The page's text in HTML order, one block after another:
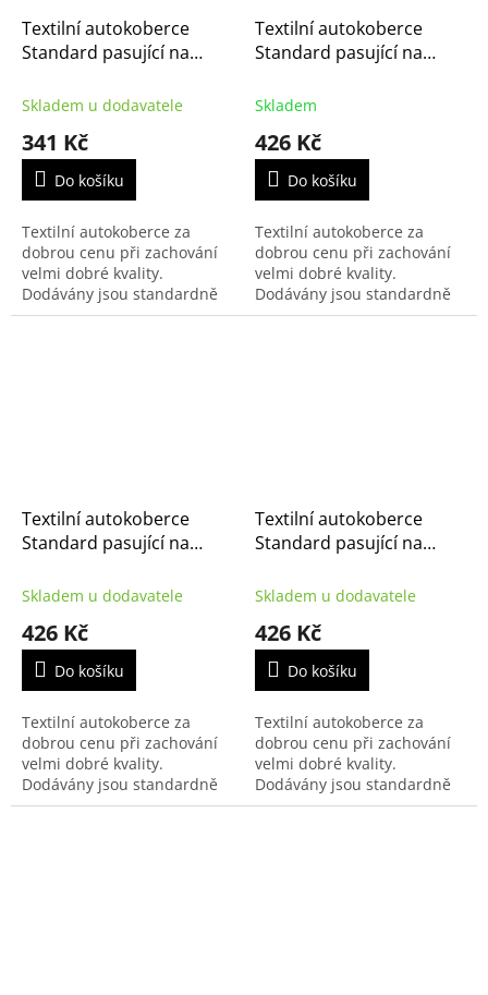
Textilní autokoberce
Standard pasující na
2013 3.řada
Skladem u dodavatele
341 Kč
Do košíku
Textilní autokoberce za
dobrou cenu při zachování
velmi dobré kvality.
Dodávány jsou standardně
s černým přízovým obšitím a
Textilní autokoberce
Standard pasující na
2013
Skladem
426 Kč
Do košíku
Textilní autokoberce za
dobrou cenu při zachování
velmi dobré kvality.
Dodávány jsou standardně
s černým přízovým obšitím a
Textilní autokoberce
Standard pasující na
2018
Skladem u dodavatele
426 Kč
Do košíku
Textilní autokoberce za
dobrou cenu při zachování
velmi dobré kvality.
Dodávány jsou standardně
s černým přízovým obšitím a
Textilní autokoberce
Standard pasující na
2017
Skladem u dodavatele
426 Kč
Do košíku
Textilní autokoberce za
dobrou cenu při zachování
velmi dobré kvality.
Dodávány jsou standardně
s černým přízovým obšitím a